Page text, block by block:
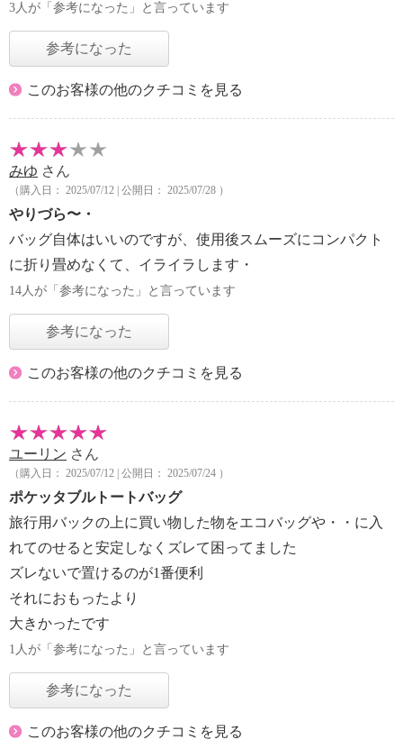
3人が「参考になった」と言っています
参考になった
このお客様の他のクチコミを見る
みゆ さん
（購入日： 2025/07/12 | 公開日： 2025/07/28 ）
やりづら〜・
バッグ自体はいいのですが、使用後スムーズにコンパクト
に折り畳めなくて、イライラします・
14人が「参考になった」と言っています
参考になった
このお客様の他のクチコミを見る
ユーリン さん
（購入日： 2025/07/12 | 公開日： 2025/07/24 ）
ポケッタブルトートバッグ
旅行用バックの上に買い物した物をエコバッグや・・に入
れてのせると安定しなくズレて困ってました
ズレないで置けるのが1番便利
それにおもったより
大きかったです
1人が「参考になった」と言っています
参考になった
このお客様の他のクチコミを見る